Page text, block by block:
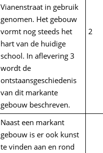
Vianenstraat in gebruik
genomen. Het gebouw
vormt nog steeds het
hart van de huidige
school. In aflevering 3
wordt de
ontstaansgeschiedenis
van dit markante
gebouw beschreven.
2
Naast een markant
gebouw is er ook kunst
te vinden aan en rond